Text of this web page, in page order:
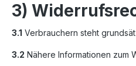
3)
3.1 Verbrauchern steht
3.2 Nähere Informationen zum